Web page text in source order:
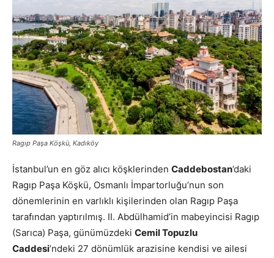
Ragıp Paşa Köşkü, Kadıköy
İstanbul’un en göz alıcı köşklerinden Caddebostan’daki
Ragıp Paşa Köşkü, Osmanlı İmpartorluğu’nun son
dönemlerinin en varlıklı kişilerinden olan Ragıp Paşa
tarafından yaptırılmış. II. Abdülhamid’in mabeyincisi Ragıp
(Sarıca) Paşa, günümüzdeki Cemil Topuzlu
Caddesi’ndeki 27 dönümlük arazisine kendisi ve ailesi